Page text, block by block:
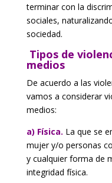
terminar con la
sociales,
sociedad.
Tipos de
medios
De acuerdo a las
vamos a considerar
medios:
a) Física. La que se
mujer y/o personas
y cualquier forma de
integridad física.